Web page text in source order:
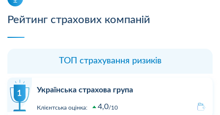
Рейтинг страхових компаній
ТОП страхування ризиків
Українська страхова група
Клієнтська оцінка: 4,0 10